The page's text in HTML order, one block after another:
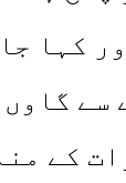
کہا
سے
کے